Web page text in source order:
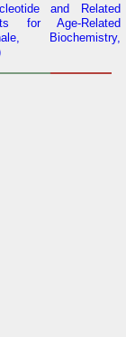
and Related
for Age-Related
Biochemistry,